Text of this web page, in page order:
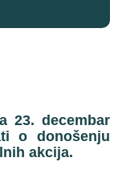
23. decembar
o donošenju
akcija.